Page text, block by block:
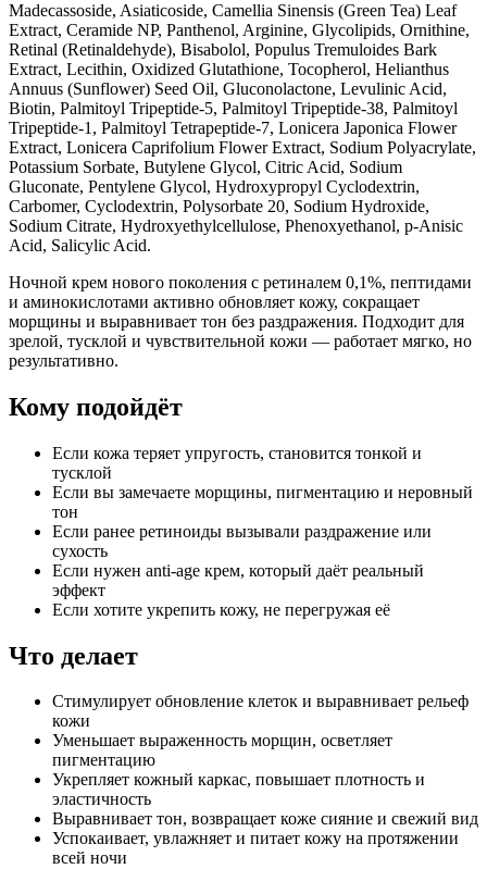
Madecassoside, Asiaticoside, Camellia Sinensis (Green Tea) Leaf
Extract, Ceramide NP, Panthenol, Arginine, Glycolipids, Ornithine,
Retinal (Retinaldehyde), Bisabolol, Populus Tremuloides Bark
Extract, Lecithin, Oxidized Glutathione, Tocopherol, Helianthus
Annuus (Sunflower) Seed Oil, Gluconolactone, Levulinic Acid,
Biotin, Palmitoyl Tripeptide-5, Palmitoyl Tripeptide-38, Palmitoyl
Tripeptide-1, Palmitoyl Tetrapeptide-7, Lonicera Japonica Flower
Extract, Lonicera Caprifolium Flower Extract, Sodium Polyacrylate,
Potassium Sorbate, Butylene Glycol, Citric Acid, Sodium
Gluconate, Pentylene Glycol, Hydroxypropyl Cyclodextrin,
Carbomer, Cyclodextrin, Polysorbate 20, Sodium Hydroxide,
Sodium Citrate, Hydroxyethylcellulose, Phenoxyethanol, p-Anisic
Acid, Salicylic Acid.
Ночной крем нового поколения с ретиналем 0,1%, пептидами
и аминокислотами активно обновляет кожу, сокращает
морщины и выравнивает тон без раздражения. Подходит для
зрелой, тусклой и чувствительной кожи — работает мягко, но
результативно.
Кому подойдёт
Если кожа теряет упругость, становится тонкой и
тусклой
Если вы замечаете морщины, пигментацию и неровный
тон
Если ранее ретиноиды вызывали раздражение или
сухость
Если нужен anti-age крем, который даёт реальный
эффект
Если хотите укрепить кожу, не перегружая её
Что делает
Стимулирует обновление клеток и выравнивает рельеф
кожи
Уменьшает выраженность морщин, осветляет
пигментацию
Укрепляет кожный каркас, повышает плотность и
эластичность
Выравнивает тон, возвращает коже сияние и свежий вид
Успокаивает, увлажняет и питает кожу на протяжении
всей ночи